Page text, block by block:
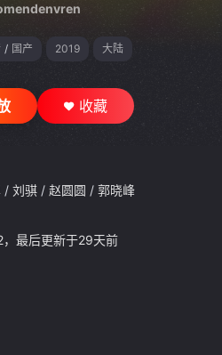
/ 国产 2019 大陆
收藏
/ 刘骐 / 赵圆圆 / 郭晓峰
最后更新于29天前